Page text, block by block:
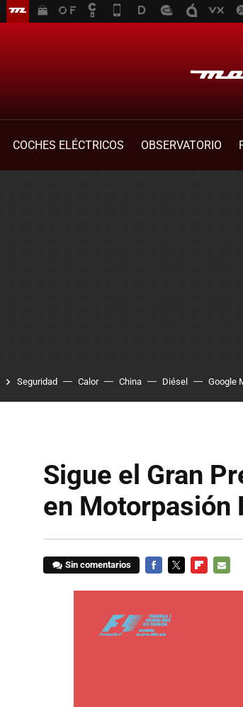
COCHES ELÉCTRICOS OBSERVATORIO
Seguridad Calor China Diésel Google
Sigue el Gran
en Motorpasión
Sin comentarios